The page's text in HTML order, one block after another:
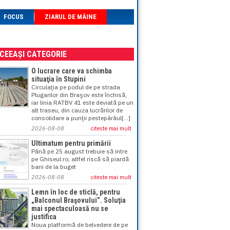
FOCUS ZIARUL DE MÂINE
CATEGORIE
O lucrare care va schimba
situaţia în Stupini
Circulaţia pe podul de pe strada
Plugarilor din Braşov este închisă,
iar linia RATBV 41 este deviată pe un
alt traseu, din cauza lucrărilor de
consolidare a punţii pestepârâul[...]
2026-08-08 citeste mai mult
Ultimatum pentru primării
Până pe 25 august trebuie să intre
pe Ghiseul.ro, altfel riscă să piardă
bani de la buget
2026-08-08 citeste mai mult
Lemn în loc de sticlă, pentru
„Balconul Braşovului”. Soluţia
mai spectaculoasă nu se
justifica
Noua platformă de belvedere de pe